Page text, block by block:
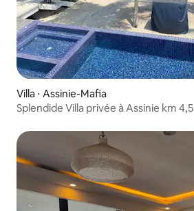
Villa ⋅ Assinie-Mafia
Splendide Villa privée à Assinie km 4,5